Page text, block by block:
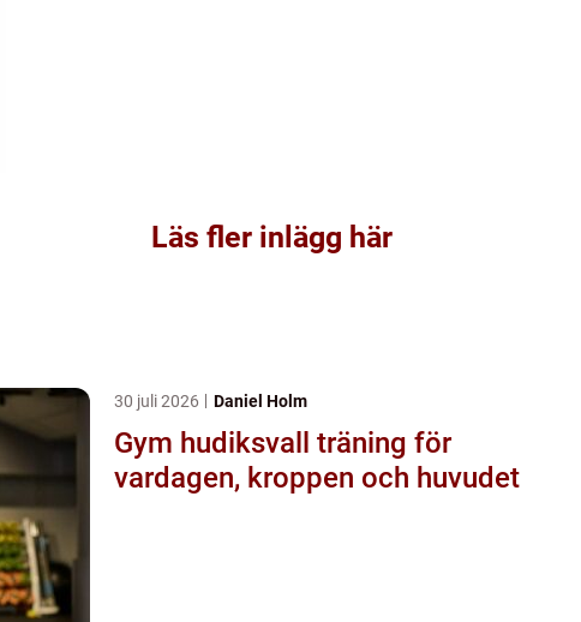
Läs fler inlägg här
30 juli 2026 Daniel Holm
Gym hudiksvall träning för
vardagen, kroppen och huvudet